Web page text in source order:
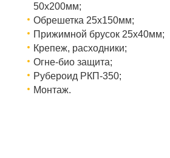
50х200мм;
Обрешетка 25х150мм;
Прижимной брусок 25х40мм;
Крепеж, расходники;
Огне-био защита;
Рубероид РКП-350;
Монтаж.